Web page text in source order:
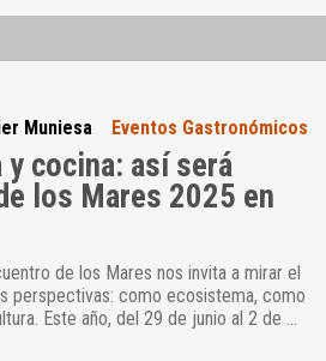
Muniesa Eventos Gastronómicos
y cocina: así será
los Mares 2025 en
de los Mares nos invita a mirar el
perspectivas: como ecosistema, como
Este año, del 29 de junio al 2 de